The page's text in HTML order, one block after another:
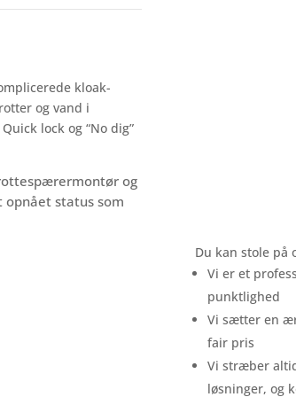
kloak-
og vand i
lock og “No dig”
og
status som
Du kan stole på
Vi er et
punktlighed
Vi sætter en
fair pris
Vi stræber
løsninger, og